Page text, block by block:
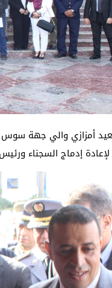
أمزازي والي جهة سوس
إدماج السجناء